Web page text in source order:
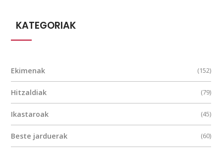
KATEGORIAK
Ekimenak (152)
Hitzaldiak (79)
Ikastaroak (45)
Beste jarduerak (60)